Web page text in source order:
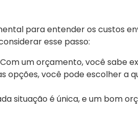
para entender os custos
esse passo:
um orçamento, você sabe
opções, você pode escolher a
situação é única, e um bom